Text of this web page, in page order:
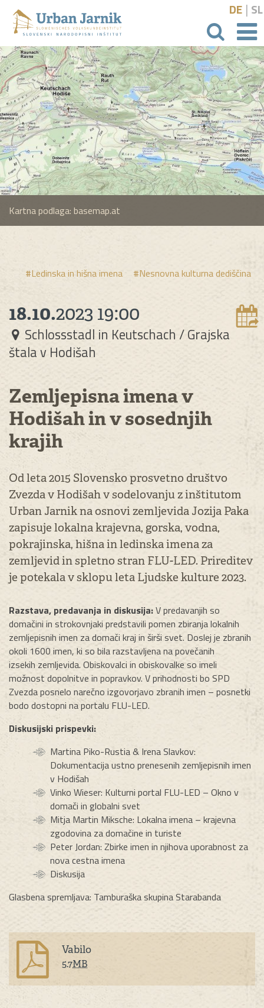
išči
DE | SL
Kartna podlaga: basemap.at
#Ledinska in hišna imena #Nesnovna kulturna dediščina
18.10.202319:00
Schlossstadl in Keutschach / Grajska
štala v Hodišah
Zemljepisna imena v
Hodišah in v sosednjih
krajih
Od leta 2015 Slovensko prosvetno društvo
Zvezda v Hodišah v sodelovanju z inštitutom
Urban Jarnik na osnovi zemljevida Jozija Paka
zapisuje lokalna krajevna, gorska, vodna,
pokrajinska, hišna in ledinska imena za
zemljevid in spletno stran FLU-LED. Prireditev
je potekala v sklopu leta Ljudske kulture 2023.
Razstava, predavanja in diskusija:V predavanjih so
domačini in strokovnjaki predstavili pomen zbiranja lokalnih
zemljepisnih imen za domači kraj in širši svet. Doslej je zbranih
okoli 1600 imen, ki so bila razstavljena na povečanih
izsekih zemljevida. Obiskovalci in obiskovalke so imeli
možnost dopolnitve in popravkov. V prihodnosti bo SPD
Zvezda posnelo narečno izgovorjavo zbranih imen – posnetki
bodo dostopni na portalu FLU-LED.
Diskusijski prispevki:
Martina Piko-Rustia & Irena Slavkov:
Dokumentacija ustno prenesenih zemljepisnih imen
v Hodišah
Vinko Wieser: Kulturni portal FLU-LED – Okno v
domači in globalni svet
Mitja Martin Miksche: Lokalna imena – krajevna
zgodovina za domačine in turiste
Peter Jordan: Zbirke imen in njihova uporabnost za
nova cestna imena
Diskusija
Glasbena spremljava: Tamburaška skupina Starabanda
Vabilo
5.7MB